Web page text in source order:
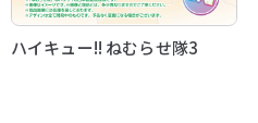
ハイキュー!! ねむらせ隊3